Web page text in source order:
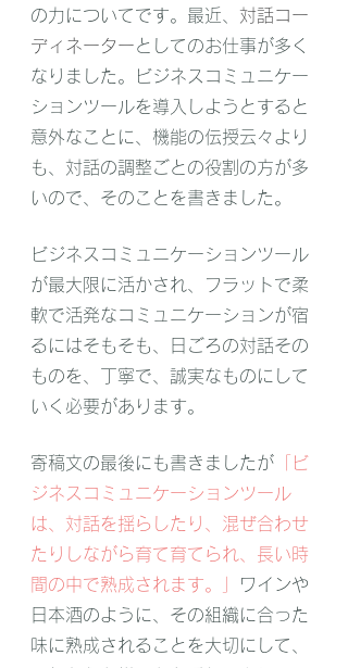
の力についてです。最近、 対話コー
ディネーターとしてのお仕事が多く
なりました。ビジネスコミュニケー
ションツールを導入しようとすると
意外なことに、機能の伝授云々より
も、対話の調整ごとの役割の方が多
いので、そのことを書きました。
ビジネスコミュニケーションツール
が最大限に活かされ、フラットで柔
軟で活発なコミュニケーションが宿
るにはそもそも、日ごろの対話その
ものを、丁寧で、誠実なものにして
いく必要があります。
寄稿文の最後にも書きましたが 「ビ
ジネスコミュニケーションツール
は、対話を揺らしたり、混ぜ合わせ
たりしながら育て育てられ、長い時
間の中で熟成されます。」
ワインや
日本酒のように、その組織に合った
味に熟成されることを大切にして、